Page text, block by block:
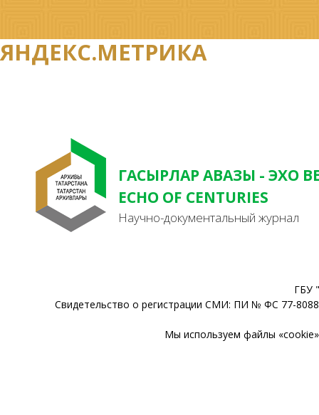
ЯНДЕКС.МЕТРИКА
ГАСЫРЛАР АВАЗЫ - ЭХО
ECHO OF CENTURIES
Научно-документальный журнал
ГБУ
Свидетельство о регистрации СМИ: ПИ № ФС 77-
Мы используем файлы «cookie»